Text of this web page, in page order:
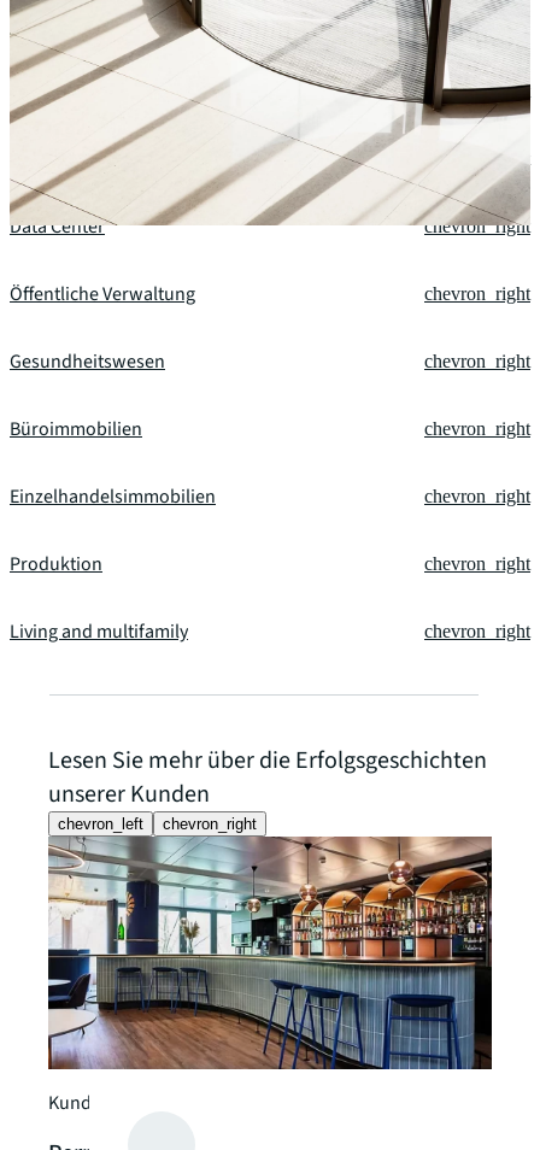
Unsere Fachgebiete
Technologie chevron_right
Finanzdienstleistungen chevron_right
Data Center chevron_right
Öffentliche Verwaltung chevron_right
Gesundheitswesen chevron_right
Büroimmobilien chevron_right
Einzelhandelsimmobilien chevron_right
Produktion chevron_right
Living and multifamily chevron_right
Lesen Sie mehr über die Erfolgsgeschichten
unserer Kunden
chevron_left chevron_right
Kundenstorys